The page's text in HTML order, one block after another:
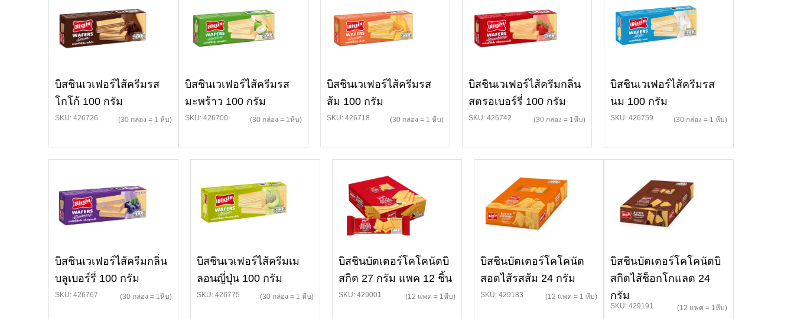
บิสชินเวเฟอร์ไส้ครีมรส
โกโก้ 100 กรัม
SKU: 426726 (30 กล่อง = 1 หีบ)
บิสชินเวเฟอร์ไส้ครีมรส
มะพร้าว 100 กรัม
SKU: 426700 (30 กล่อง = 1หีบ)
บิสชินเวเฟอร์ไส้ครีมรส
ส้ม 100 กรัม
SKU: 426718 (30 กล่อง = 1 หีบ)
บิสชินเวเฟอร์ไส้ครีมกลิ่น
สตรอเบอร์รี่ 100 กรัม
SKU: 426742 (30 กล่อง = 1หีบ)
บิสชินเวเฟอร์ไส้ครีมรส
นม 100 กรัม
SKU: 426759 (30 กล่อง = 1 หีบ)
บิสชินเวเฟอร์ไส้ครีมกลิ่น
บลูเบอร์รี่ 100 กรัม
SKU: 426767 (30 กล่อง = 1หีบ)
บิสชินเวเฟอร์ไส้ครีมเม
ลอนญี่ปุ่น 100 กรัม
SKU: 426775 (30 กล่อง = 1 หีบ)
บิสชินบัตเตอร์โคโคนัตบิ
สกิต 27 กรัม แพค 12 ชิ้น
SKU: 429001 (12 แพค = 1หีบ)
บิสชินบัตเตอร์โคโคนัต
สอดไส้รสส้ม 24 กรัม
SKU: 429183 (12 แพค = 1 หีบ)
บิสชินบัตเตอร์โคโคนัตบิ
สกิตไส้ช็อกโกแลต 24
กรัม
SKU: 429191 (12 แพค = 1หีบ)